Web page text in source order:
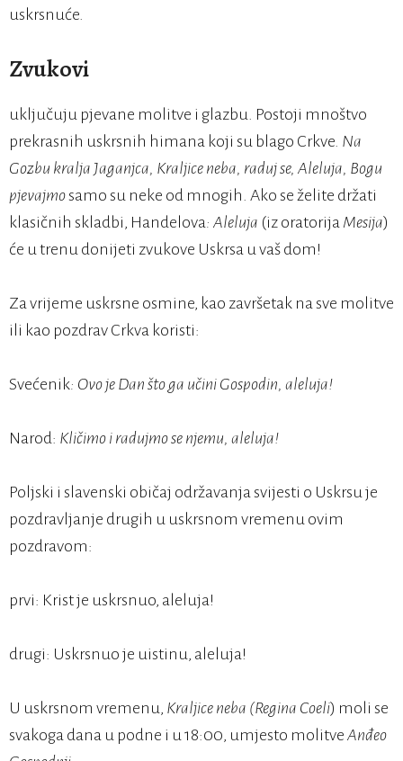
uskrsnuće.
Zvukovi
uključuju pjevane molitve i glazbu. Postoji mnoštvo
prekrasnih uskrsnih himana koji su blago Crkve. Na
Gozbu kralja Jaganjca, Kraljice neba, raduj se, Aleluja, Bogu
pjevajmosamo su neke od mnogih. Ako se želite držati
klasičnih skladbi, Handelova: Aleluja (iz oratorija Mesija)
će u trenu donijeti zvukove Uskrsa u vaš dom!
Za vrijeme uskrsne osmine, kao završetak na sve molitve
ili kao pozdrav Crkva koristi:
Svećenik: Ovo je Dan što ga učini Gospodin, aleluja!
Narod: Kličimo i radujmo se njemu, aleluja!
Poljski i slavenski običaj održavanja svijesti o Uskrsu je
pozdravljanje drugih u uskrsnom vremenu ovim
pozdravom:
prvi: Krist je uskrsnuo, aleluja!
drugi: Uskrsnuo je uistinu, aleluja!
U uskrsnom vremenu, Kraljice neba (Regina Coeli) moli se
svakoga dana u podne i u 18:00, umjesto molitve Anđeo